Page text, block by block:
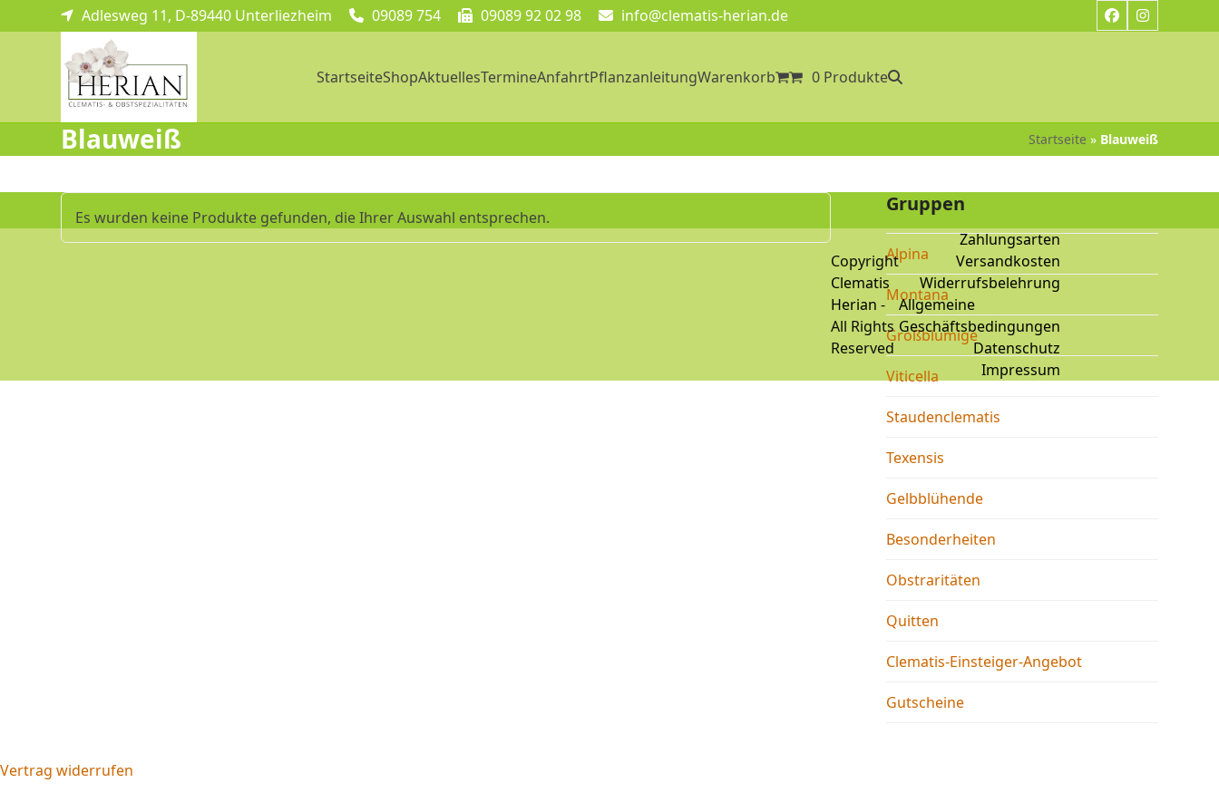
to
Adlesweg 11, D-89440 Unterliezheim 09089 754 09089 92 02 98 info@clematis-herian.de FacebookInstagram
StartseiteShopAktuellesTermineAnfahrtPflanzanleitungWarenkorb 0 Produkte
Blauweiß Startseite » Blauweiß
Es wurden keine Produkte gefunden, die Ihrer Auswahl entsprechen.
Gruppen
Alpina
Montana
Großblumige
Viticella
Staudenclematis
Texensis
Gelbblühende
Besonderheiten
Obstraritäten
Quitten
Clematis-Einsteiger-Angebot
Gutscheine
Copyright
Clematis
Herian -
All Rights
Reserved
Zahlungsarten
Versandkosten
Widerrufsbelehrung
Allgemeine
Geschäftsbedingungen
Datenschutz
Impressum
Vertrag widerrufen